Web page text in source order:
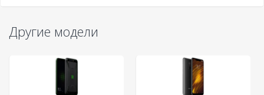
Другие модели